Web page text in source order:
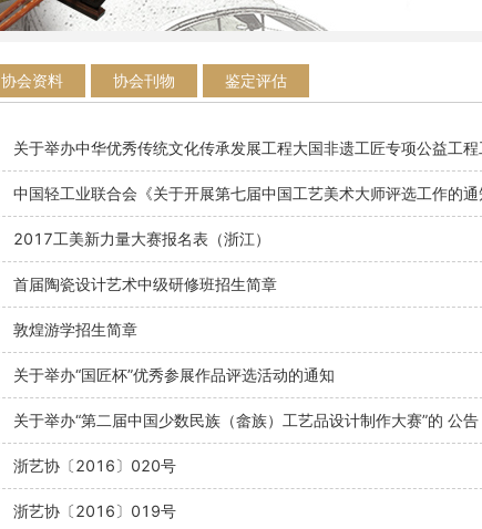
协会资料 协会刊物 鉴定评估
中国轻工业联合会《关于开展第七届中国工艺美术大师评选工作的
2017工美新力量大赛报名表（浙江）
首届陶瓷设计艺术中级研修班招生简章
敦煌游学招生简章
关于举办“国匠杯”优秀参展作品评选活动的通知
关于举办“第二届中国少数民族（畲族）工艺品设计制作大赛”的 公告
浙艺协〔2016〕020号
浙艺协〔2016〕019号